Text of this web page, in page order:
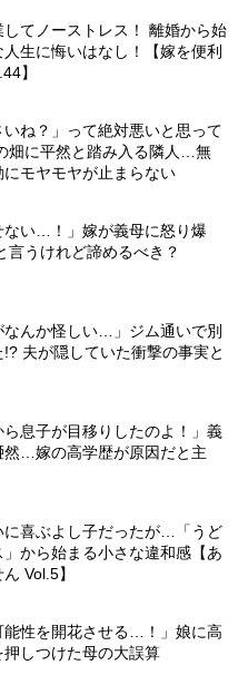
てノーストレス！ 離婚から始
生に悔いはなし！【嫁を便利
】
いね？」って絶対悪いと思って
畑に平然と踏み入る隣人…無
モヤモヤが止まらない
ない…！」嫁が義母に怒り爆
言うけれど諦めるべき？
なんか怪しい…」ジム通いで別
夫が隠していた衝撃の事実と
ら息子が目移りしたのよ！」義
然…嫁の高学歴が原因だと主
に喜ぶよし子だったが…「うど
から始まる小さな違和感【あ
Vol.5】
能性を開花させる…！」娘に高
しつけた母の大誤算